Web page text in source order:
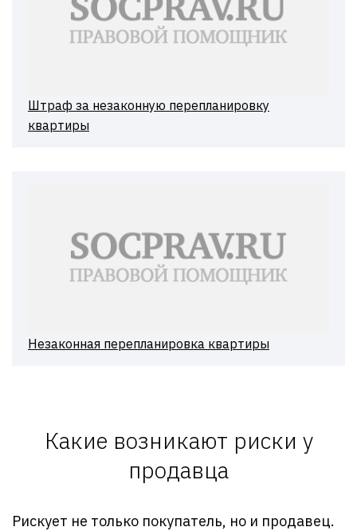
Штраф за незаконную перепланировку
квартиры
Незаконная перепланировка квартиры
Какие возникают риски у
продавца
Рискует не только покупатель, но и продавец.